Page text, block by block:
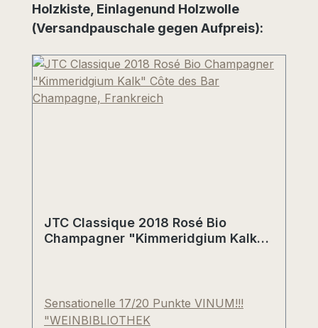
Holzkiste, Einlagenund Holzwolle
(Versandpauschale gegen Aufpreis):
JTC Classique 2018 Rosé Bio
Champagner "Kimmeridgium Kalk"
Sensationelle 17/20 Punkte VINUM!!!
"WEINBIBLIOTHEK